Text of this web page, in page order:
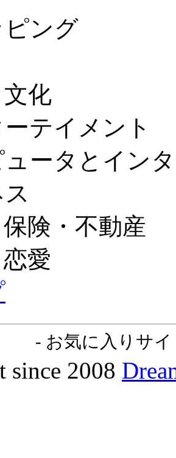
ピング
化
テイメント
ュータとイン
険・不動産
愛
- お気に入りサ
since 2008